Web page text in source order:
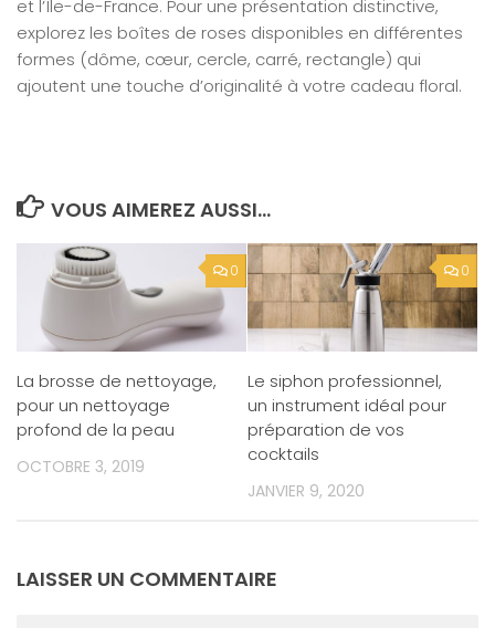
et l’Île-de-France. Pour une présentation distinctive,
explorez les boîtes de roses disponibles en différentes
formes (dôme, cœur, cercle, carré, rectangle) qui
ajoutent une touche d’originalité à votre cadeau floral.
VOUS AIMEREZ AUSSI...
0
La brosse de nettoyage,
pour un nettoyage
profond de la peau
OCTOBRE 3, 2019
0
Le siphon professionnel,
un instrument idéal pour
préparation de vos
cocktails
JANVIER 9, 2020
LAISSER UN COMMENTAIRE